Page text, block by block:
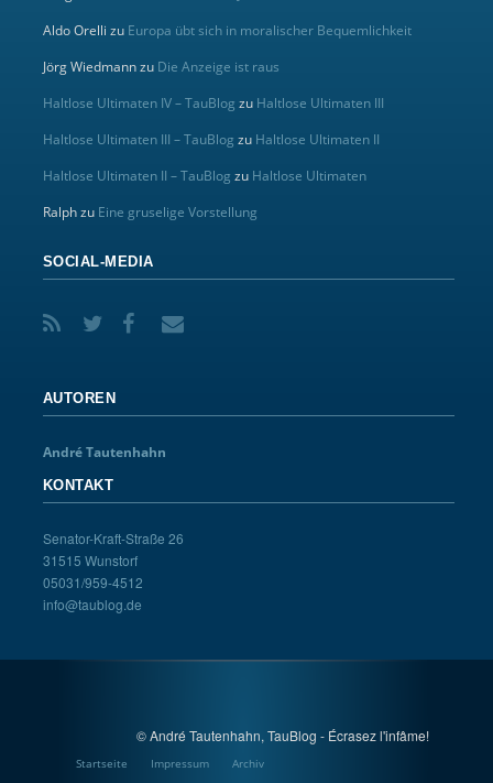
Aldo Orelli zu Europa übt sich in moralischer Bequemlichkeit
Jörg Wiedmannzu Die Anzeige ist raus
Haltlose Ultimaten IV – TauBlog zu Haltlose Ultimaten III
Haltlose Ultimaten III – TauBlog zu Haltlose Ultimaten II
Haltlose Ultimaten II – TauBlog zu Haltlose Ultimaten
Ralphzu Eine gruselige Vorstellung
SOCIAL-MEDIA
AUTOREN
André Tautenhahn
KONTAKT
Senator-Kraft-Straße 26
31515 Wunstorf
05031/959-4512
info@taublog.de
© André Tautenhahn, TauBlog - Écrasez l'infâme!
Startseite Impressum Archiv